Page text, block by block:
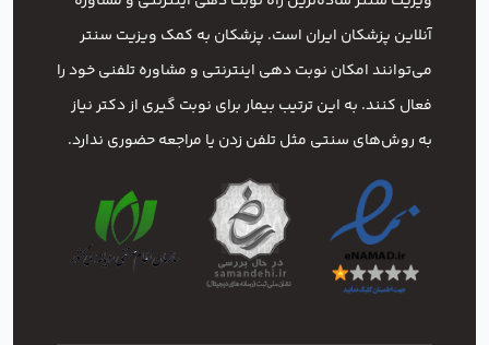
آنلاین پزشکان ایران است. پزشکان به کمک ویزیت سنتر
می‌توانند امکان نوبت دهی اینترنتی و مشاوره تلفنی خود را
فعال کنند. به این ترتیب بیمار برای نوبت گیری از دکتر نیاز
به روش‌های سنتی مثل تلفن زدن یا مراجعه حضوری ندارد.